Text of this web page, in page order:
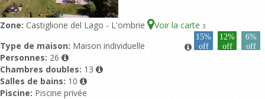
Zone: Castiglione del Lago - L'ombrie Voir la carte 3
15%
off
12%
off
6%
off
Type de maison: Maison individuelle
Personnes: 26
Chambres doubles: 13
Salles de bains: 10
Piscine: Piscine privée